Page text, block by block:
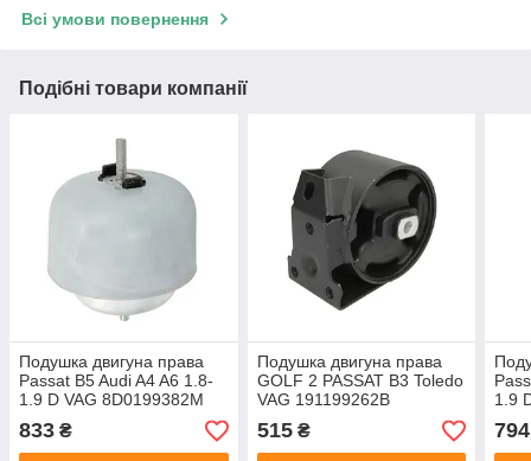
Всі умови повернення
Подібні товари компанії
Подушка двигуна права
Passat B5 Audi A4 A6 1.8-
1.9 D VAG 8D0199382M
виробник Польща
833 ₴
Подушка двигуна права
GOLF 2 PASSAT B3 Toledo
VAG 191199262B
виробник Польща
515₴
1.9
794